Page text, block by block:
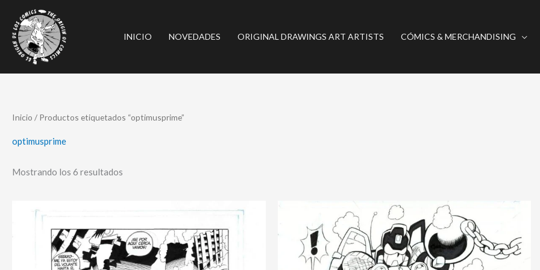
contenido
INICIO NOVEDADES ORIGINAL DRAWINGS ART ARTISTS CÓMICS & MERCHANDISING
Inicio / Productos etiquetados “optimusprime”
optimusprime
Mostrando los 6 resultados
Ordenado
por